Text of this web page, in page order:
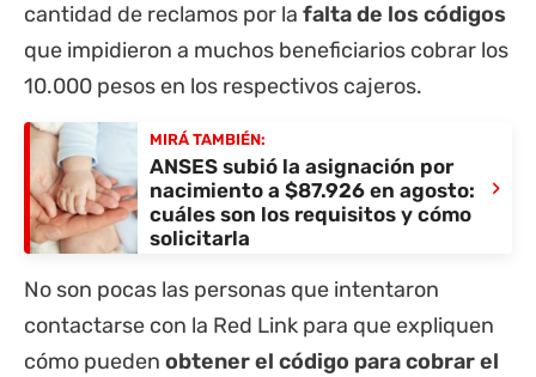
cantidad de reclamos por la falta de los códigos
que impidieron a muchos beneficiarios cobrar los
10.000 pesos en los respectivos cajeros.
MIRÁ TAMBIÉN:
ANSES subió la asignación por
nacimiento a $87.926 en agosto:
cuáles son los requisitos y cómo
solicitarla
›
No son pocas las personas que intentaron
contactarse con la Red Link para que expliquen
cómo pueden obtener el código para cobrar el